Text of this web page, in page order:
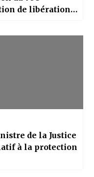
de libération
de la Justice
à la protection